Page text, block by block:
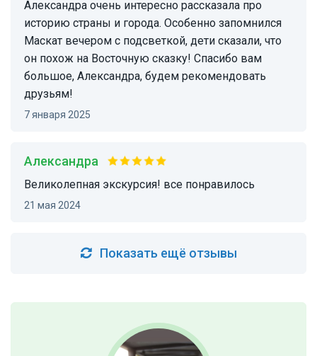
Александра очень интересно рассказала про
историю страны и города. Особенно запомнился
Маскат вечером с подсветкой, дети сказали, что
он похож на Восточную сказку! Спасибо вам
большое, Александра, будем рекомендовать
друзьям!
7 января 2025
Александра
Великолепная экскурсия! все понравилось
21 мая 2024
Показать ещё отзывы